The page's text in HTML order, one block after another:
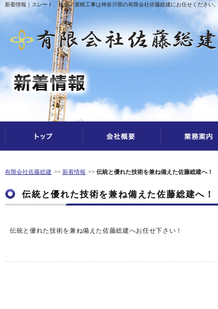
新着情報｜スレート、板金、屋根工事は神奈川県の有限会社佐藤総建にお任せください
有限会社佐藤総建 新着情報 伝統と優れた技術を兼ね備えた佐藤総建へ！
伝統と優れた技術を兼ね備えた佐藤総建へ！
伝統と優れた技術を兼ね備えた佐藤総建へお任せ下さい！